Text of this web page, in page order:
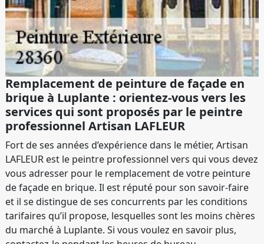
Remplacement de peinture de façade en
brique à Luplante : orientez-vous vers les
services qui sont proposés par le peintre
professionnel Artisan LAFLEUR
Fort de ses années d’expérience dans le métier, Artisan
LAFLEUR est le peintre professionnel vers qui vous devez
vous adresser pour le remplacement de votre peinture
de façade en brique. Il est réputé pour son savoir-faire
et il se distingue de ses concurrents par les conditions
tarifaires qu’il propose, lesquelles sont les moins chères
du marché à Luplante. Si vous voulez en savoir plus,